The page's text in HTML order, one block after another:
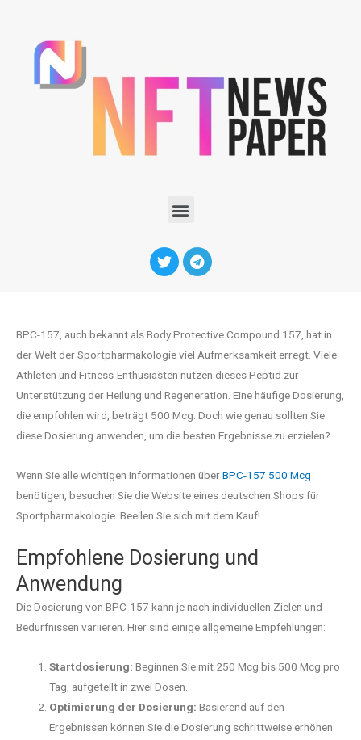
BPC-157, auch bekannt als Body Protective Compound 157, hat in
der Welt der Sportpharmakologie viel Aufmerksamkeit erregt. Viele
Athleten und Fitness-Enthusiasten nutzen dieses Peptid zur
Unterstützung der Heilung und Regeneration. Eine häufige Dosierung,
die empfohlen wird, beträgt 500 Mcg. Doch wie genau sollten Sie
diese Dosierung anwenden, um die besten Ergebnisse zu erzielen?
Wenn Sie alle wichtigen Informationen überBPC-157 500 Mcg
benötigen, besuchen Sie die Website eines deutschen Shops für
Sportpharmakologie. Beeilen Sie sich mit dem Kauf!
Empfohlene Dosierung und
Anwendung
Die Dosierung von BPC-157 kann je nach individuellen Zielen und
Bedürfnissen variieren. Hier sind einige allgemeine Empfehlungen:
Startdosierung: Beginnen Sie mit 250 Mcg bis 500 Mcg pro
Tag, aufgeteilt in zwei Dosen.
Optimierung der Dosierung: Basierend auf den
Ergebnissen können Sie die Dosierung schrittweise erhöhen.